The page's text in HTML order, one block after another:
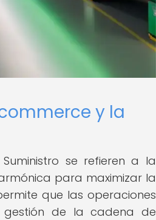
y la
se refieren a la
para maximizar la
que las operaciones
de la cadena de